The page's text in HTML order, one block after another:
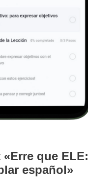
que ELE:
español»